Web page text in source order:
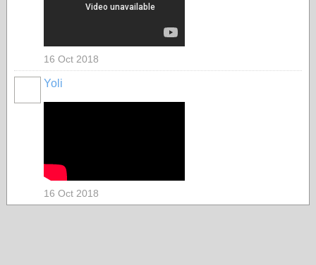
16 Oct 2018
Yoli
16 Oct 2018